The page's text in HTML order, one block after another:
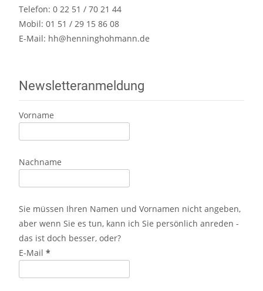
Telefon: 0 22 51 / 70 21 44
Mobil: 01 51 / 29 15 86 08
E-Mail: hh@henninghohmann.de
Newsletteranmeldung
Vorname
Nachname
Sie müssen Ihren Namen und Vornamen nicht angeben,
aber wenn Sie es tun, kann ich Sie persönlich anreden -
das ist doch besser, oder?
E-Mail *